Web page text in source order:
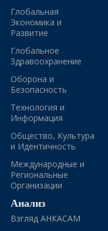
Глобальная
Экономика и
Развитие
Глобальное
Здравоохранение
Оборона и
Безопасность
Технология и
Информация
Общество, Культура
и Идентичность
Международные и
Региональные
Организации
Анализ
Взгляд АНКАСАМ